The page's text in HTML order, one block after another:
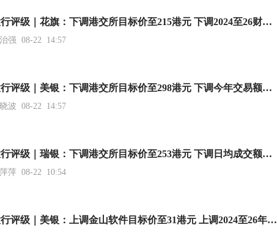
大行评级｜花旗：下调港交所目标价至215港元 下调2024至26财年日均交易量预测
强 08-22 14:57
大行评级｜美银：下调港交所目标价至298港元 下调今年交易额预测
波 08-22 14:57
大行评级｜瑞银：下调港交所目标价至253港元 下调日均成交额及EPS预测
萍 08-22 10:54
大行评级｜美银：上调金山软件目标价至31港元 上调2024至26年盈测